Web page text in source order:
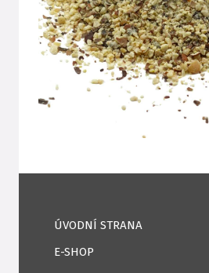
ÚVODNÍ STRANA
E-SHOP